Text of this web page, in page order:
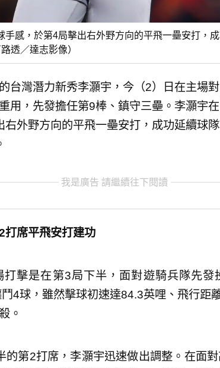
感，於第4局擊出右外野方向的平飛一壘安打，
透／達志影像）
台灣潛力新秀李灝宇，今（2）日在主場
用，先發擔任第9棒、鎮守三壘。李灝宇
右外野方向的平飛一壘安打，成功延續球
我是廣告 請繼續往下閱讀
席平飛安打建功
打擊是在第3局下半，面對遊騎兵隊先發
4球，雖然擊球初速達84.3英哩、飛行距
。
的第2打席，李灝宇迅速做出調整。在面